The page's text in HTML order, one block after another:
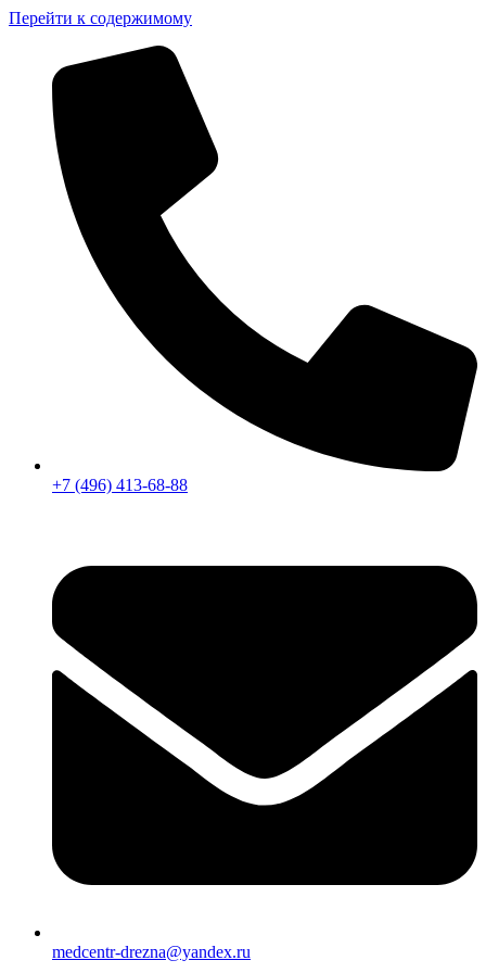
Перейти к содержимому
+7 (496) 413-68-88
medcentr-drezna@yandex.ru